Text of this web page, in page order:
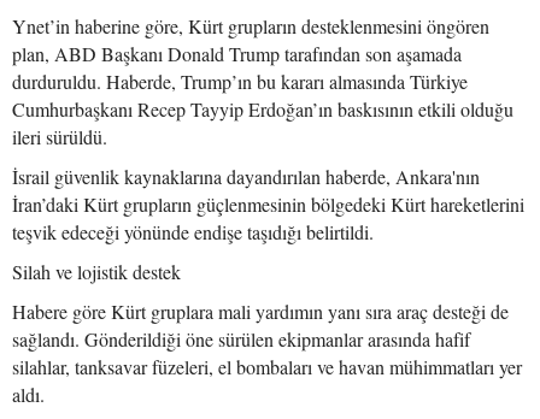
Ynet’in haberine göre, Kürt grupların desteklenmesini öngören
plan, ABD Başkanı Donald Trump tarafından son aşamada
durduruldu. Haberde, Trump’ın bu kararı almasında Türkiye
Cumhurbaşkanı Recep Tayyip Erdoğan’ın baskısının etkili olduğu
ileri sürüldü.
İsrail güvenlik kaynaklarına dayandırılan haberde, Ankara'nın
İran’daki Kürt grupların güçlenmesinin bölgedeki Kürt hareketlerini
teşvik edeceği yönünde endişe taşıdığı belirtildi.
Silah ve lojistik destek
Habere göre Kürt gruplara mali yardımın yanı sıra araç desteği de
sağlandı. Gönderildiği öne sürülen ekipmanlar arasında hafif
silahlar, tanksavar füzeleri, el bombaları ve havan mühimmatları yer
aldı.